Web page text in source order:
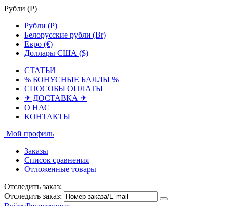
Рубли (Р)
Рубли (Р)
Белорусские рубли (Br)
Евро (€)
Доллары США ($)
СТАТЬИ
% БОНУСНЫЕ БАЛЛЫ %
СПОСОБЫ ОПЛАТЫ
✈ ДОСТАВКА ✈
О НАС
КОНТАКТЫ
Мой профиль
Заказы
Список сравнения
Отложенные товары
Отследить заказ:
Отследить заказ: